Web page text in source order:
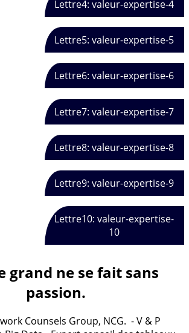
Lettre4: valeur-expertise-4
Lettre5: valeur-expertise-5
Lettre6: valeur-expertise-6
Lettre7: valeur-expertise-7
Lettre8: valeur-expertise-8
Lettre9: valeur-expertise-9
Lettre10: valeur-expertise-
10
grand ne se fait sans
passion.
Counsels Group, NCG. - V & P